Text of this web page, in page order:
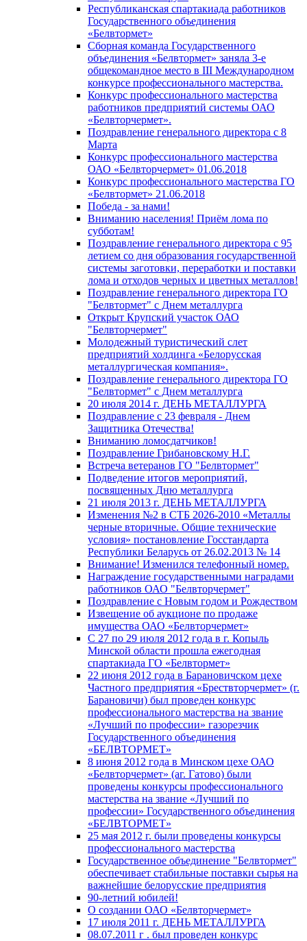
Республиканская спартакиада работников
Государственного объединения
«Белвтормет»
Сборная команда Государственного
объединения «Белвтормет» заняла 3-е
общекомандное место в III Международном
конкурсе профессионального мастерства.
Конкурс профессионального мастерства
работников предприятий системы ОАО
«Белвторчермет».
Поздравление генерального директора с 8
Марта
Конкурс профессионального мастерства
ОАО «Белвторчермет» 01.06.2018
Конкурс профессионального мастерства ГО
«Белвтормет» 21.06.2018
Победа - за нами!
Вниманию населения! Приём лома по
субботам!
Поздравление генерального директора с 95
летием со дня образования государственной
системы заготовки, переработки и поставки
лома и отходов черных и цветных металлов!
Поздравление генерального директора ГО
"Белвтормет" с Днем металлурга
Открыт Крупский участок ОАО
"Белвторчермет"
Молодежный туристический слет
предприятий холдинга «Белорусская
металлургическая компания».
Поздравление генерального директора ГО
"Белвтормет" с Днем металлурга
20 июля 2014 г. ДЕНЬ МЕТАЛЛУРГА
Поздравление с 23 февраля - Днем
Защитника Отечества!
Вниманию ломосдатчиков!
Поздравление Грибановскому Н.Г.
Встреча ветеранов ГО "Белвтормет"
Подведение итогов мероприятий,
посвященных Дню металлурга
21 июля 2013 г. ДЕНЬ МЕТАЛЛУРГА
Изменения №2 в СТБ 2026-2010 «Металлы
черные вторичные. Общие технические
условия» постановление Госстандарта
Республики Беларусь от 26.02.2013 № 14
Внимание! Изменился телефонный номер.
Награждение государственными наградами
работников ОАО "Белвторчермет"
Поздравление с Новым годом и Рождеством
Извещение об аукционе по продаже
имущества ОАО «Белвторчермет»
С 27 по 29 июля 2012 года в г. Копыль
Минской области прошла ежегодная
спартакиада ГО «Белвтормет»
22 июня 2012 года в Барановичском цехе
Частного предприятия «Брествторчермет» (г.
Барановичи) был проведен конкурс
профессионального мастерства на звание
«Лучший по профессии» газорезчик
Государственного объединения
«БЕЛВТОРМЕТ»
8 июня 2012 года в Минском цехе ОАО
«Белвторчермет» (аг. Гатово) были
проведены конкурсы профессионального
мастерства на звание «Лучший по
профессии» Государственного объединения
«БЕЛВТОРМЕТ»
25 мая 2012 г. были проведены конкурсы
профессионального мастерства
Государственное объединение "Белвтормет"
обеспечивает стабильные поставки сырья на
важнейшие белорусские предприятия
90-летний юбилей!
О создании ОАО «Белвторчермет»
17 июля 2011 г. ДЕНЬ МЕТАЛЛУРГА
08.07.2011 г . был проведен конкурс